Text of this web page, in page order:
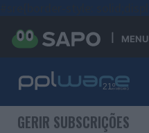
MENU
GERIR SUBSCRIÇÕES